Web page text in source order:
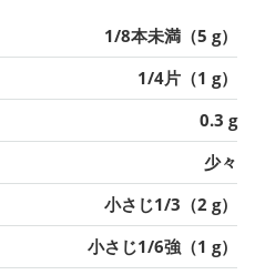
1/8本未満（5 g）
1/4片（1 g）
0.3 g
少々
小さじ1/3（2 g）
小さじ1/6強（1 g）